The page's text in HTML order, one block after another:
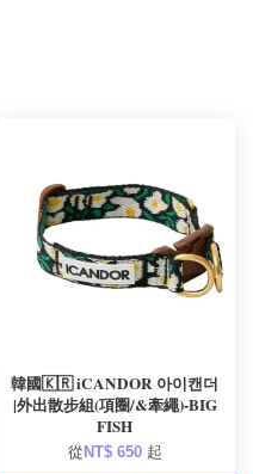
韓國🇰🇷 iCANDOR 아이캔더
|外出散步組(項圈/&牽繩)-BIG
FISH
從 NT$ 650 起